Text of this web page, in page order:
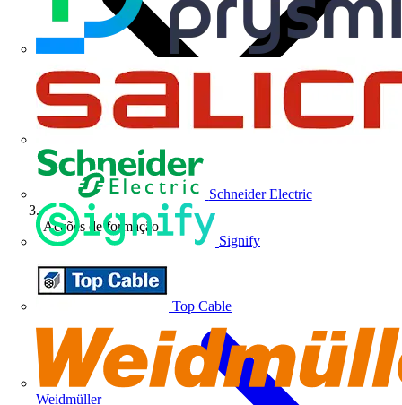
Schneider Electric
Signify
Top Cable
Weidmüller
Acções de formação